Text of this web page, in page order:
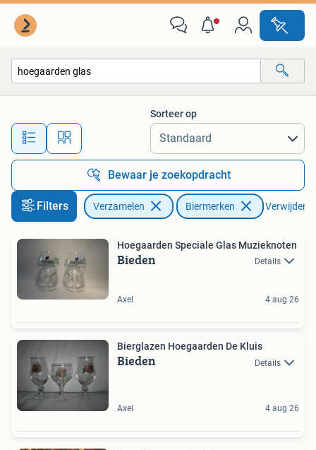
Alle afstanden…
Sorteer op
Bewaar je zoekopdracht
Filters Verzamelen Biermerken Verwijder
Hoegaarden Speciale Glas Muzieknoten
Bieden Details
Axel 4 aug 26
Bierglazen Hoegaarden De Kluis
Bieden Details
Axel 4 aug 26